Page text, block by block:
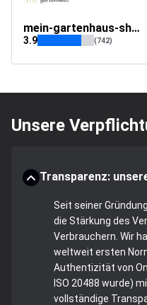
mein-gartenhaus-shop.de
3.9 (742)
Unsere
Transparenz:
Seit seiner
die Stärkung des
Verbrauchern. Wir
weltweit ersten
Authentizität von
ISO 20488 wurde)
vollständige